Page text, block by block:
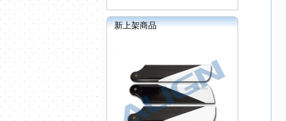
新上架商品